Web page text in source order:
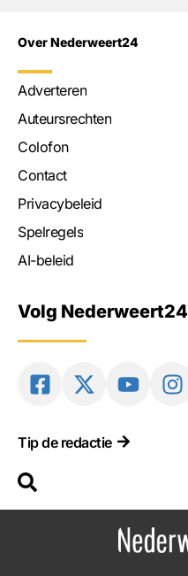
Over Nederweert24
Adverteren
Auteursrechten
Colofon
Contact
Privacybeleid
Spelregels
AI-beleid
Volg Nederweert24
Tip de redactie